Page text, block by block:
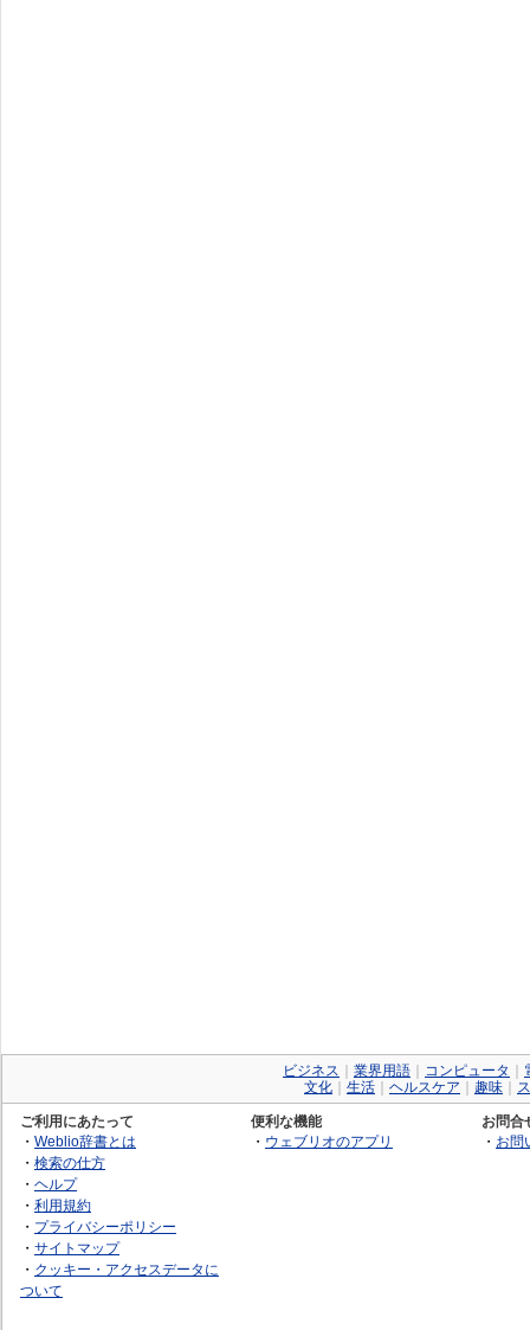
ビジネス 業界用語 コンピュータ
文化
生活 ヘルスケア 趣味
ご利用にあたって
・ Weblio辞書とは
・ 検索の仕方
・ ヘルプ
・ 利用規約
・ プライバシーポリシー
・ サイトマップ
・ クッキー・アクセスデータに
ついて
便利な機能
・ ウェブリオのアプリ
お問合
・ お問